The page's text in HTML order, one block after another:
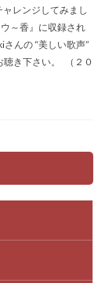
レンジしてみまし
～香』に収録され
んの “美しい歌声”
聴き下さい。 （２０